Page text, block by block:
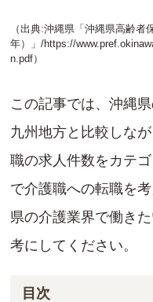
（出典:沖縄県「沖縄県高齢
年）」/https://
n.pdf）
この記事では、沖縄
九州地方と比較しな
職の求人件数をカテ
で介護職への転職を
県の介護業界で働き
考にしてください。
目次